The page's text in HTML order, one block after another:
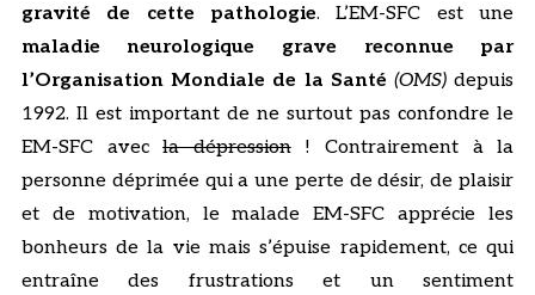
gravité de cette pathologie. L’EM-SFC est une
maladie neurologique grave
reconnue par
l’Organisation Mondiale de la Santé (OMS)depuis
1992. Il est important de ne surtout pas confondre le
EM-SFC avecla dépression! Contrairement à la
personne déprimée qui a une perte de désir, de plaisir
et de motivation, le malade EM-SFC apprécie les
bonheurs de la vie mais s’épuise rapidement, ce qui
entraîne des frustrations et un sentiment